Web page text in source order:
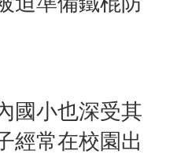
國小也深受其
經常在校園出